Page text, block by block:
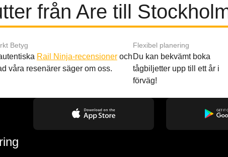
från Are till
Betyg
Rail Ninja-recensioneroch
våra resenärer säger om oss.
Flexibel planering
Du kan bekvämt boka
tågbiljetter upp till ett år i
förväg!